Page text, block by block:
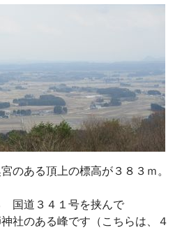
のある頂上の標高が３８３ｍ。
国道３４１号を挟んで
社のある峰です（こちらは、４